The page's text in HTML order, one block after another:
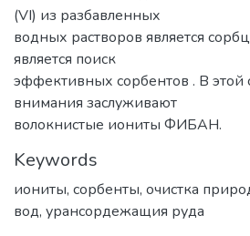
(VI) из разбавленных
водных растворов является
является поиск
эффективных сорбентов . В этой
внимания заслуживают
волокнистые иониты ФИБАН.
Keywords
иониты, сорбенты, очистка
вод, урансордежащия руда